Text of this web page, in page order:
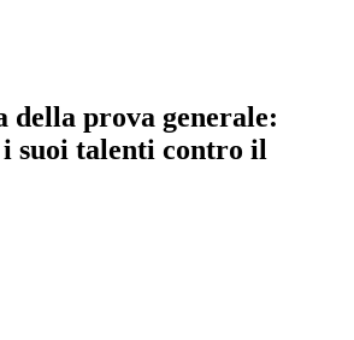
prova generale:
suoi talenti contro il